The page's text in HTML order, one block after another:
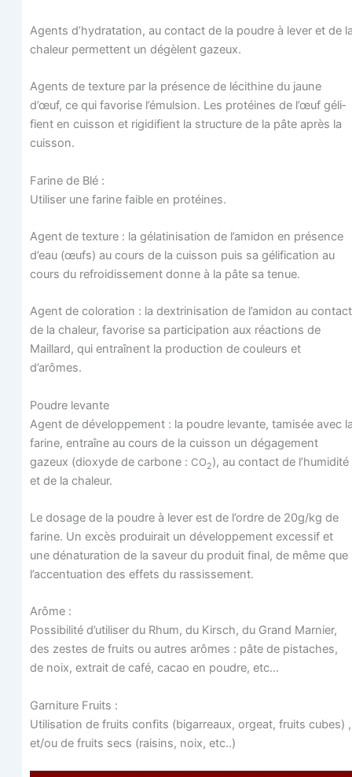
Agents d’hydratation, au contact de la poudre à lever et de
cha­leur per­mettent un dégèlent gazeux.
Agents de tex­ture par la pré­sence de léci­thine du jaune
d’œuf, ce qui favo­rise l’émulsion. Les pro­téines de l’œuf géli­
fient en cuis­son et rigi­di­fient la struc­ture de la pâte après la
cuisson.
Farine de Blé :
Uti­li­ser une farine faible en protéines.
Agent de tex­ture : la géla­ti­ni­sa­tion de l’amidon en pré­sence
d’eau (œufs) au cours de la cuis­son puis sa géli­fi­ca­tion au
cours du refroi­dis­se­ment donne à la pâte sa tenue.
Agent de colo­ra­tion : la dex­tri­ni­sa­tion de l’amidon au contact
de la cha­leur, favo­rise sa par­ti­ci­pa­tion aux réac­tions de
Maillard, qui entraînent la pro­duc­tion de cou­leurs et
d’arômes.
Poudre levante
Agent de déve­lop­pe­ment : la poudre levante, tami­sée avec
farine, entraîne au cours de la cuis­son un déga­ge­ment
gazeux (dioxyde de car­bone : CO2), au contact de l’humidité
et de la chaleur.
Le dosage de la poudre à lever est de l’ordre de 20g/kg de
farine. Un excès pro­dui­rait un déve­lop­pe­ment exces­sif et
une déna­tu­ra­tion de la saveur du pro­duit final, de même que
l’accentuation des effets du rassissement.
Arôme :
Pos­si­bi­li­té d’utiliser du Rhum, du Kirsch, du Grand Mar­nier,
des zestes de fruits ou autres arômes : pâte de pis­taches,
de noix, extrait de café, cacao en poudre, etc…
Gar­ni­ture Fruits :
Uti­li­sa­tion de fruits confits (bigar­reaux, orgeat, fruits cubes) ,
et/ou de fruits secs (rai­sins, noix, etc..)